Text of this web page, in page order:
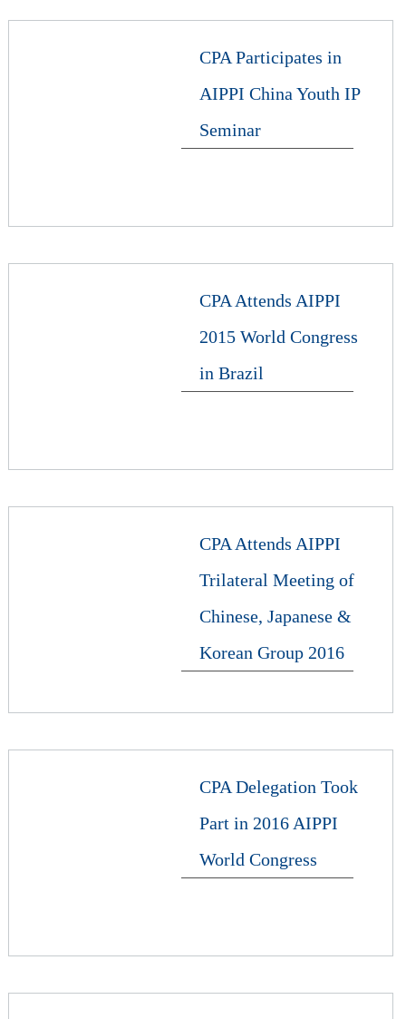
CPA Participates in
AIPPI China Youth IP
Seminar
CPA Attends AIPPI
2015 World Congress
in Brazil
CPA Attends AIPPI
Trilateral Meeting of
Chinese, Japanese &
Korean Group 2016
CPA Delegation Took
Part in 2016 AIPPI
World Congress